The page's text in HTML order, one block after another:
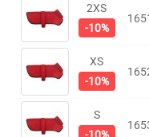
2XS
-10%
XS
-10%
S